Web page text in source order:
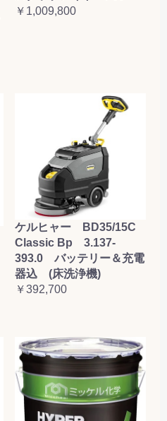
￥1,009,800
ケルヒャー BD35/15C
Classic Bp 3.137-
393.0 バッテリー＆充電
器込 (床洗浄機)
￥392,700